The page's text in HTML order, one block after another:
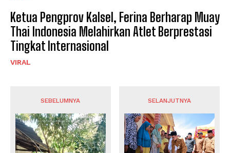
Ketua Pengprov Kalsel, Ferina Berharap Muay
Thai Indonesia Melahirkan Atlet Berprestasi
Tingkat Internasional
VIRAL
SEBELUMNYA SELANJUTNYA